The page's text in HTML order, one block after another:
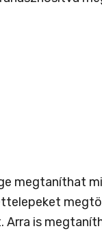
megtaníthat
Arra is